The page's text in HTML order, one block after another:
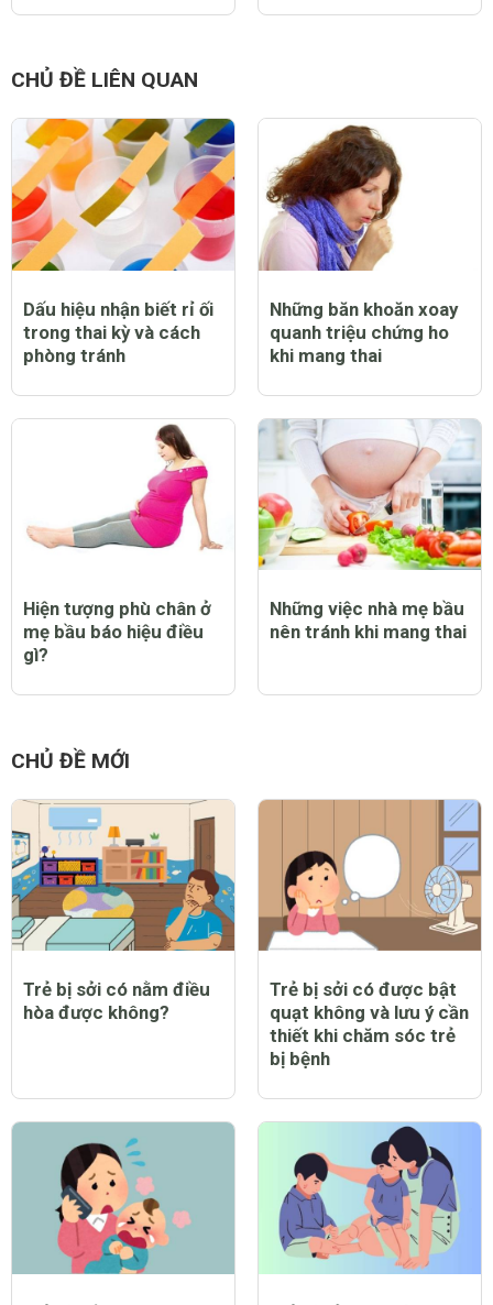
CHỦ ĐỀ LIÊN QUAN
Dấu hiệu nhận biết rỉ ối
trong thai kỳ và cách
phòng tránh
Những băn khoăn xoay
quanh triệu chứng ho
khi mang thai
Hiện tượng phù chân ở
mẹ bầu báo hiệu điều
gì?
Những việc nhà mẹ bầu
nên tránh khi mang thai
CHỦ ĐỀ MỚI
Trẻ bị sởi có nằm điều
hòa được không?
Trẻ bị sởi có được bật
quạt không và lưu ý cần
thiết khi chăm sóc trẻ
bị bệnh